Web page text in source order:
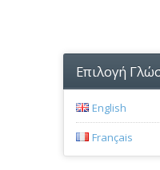
Επιλογή
English
Français